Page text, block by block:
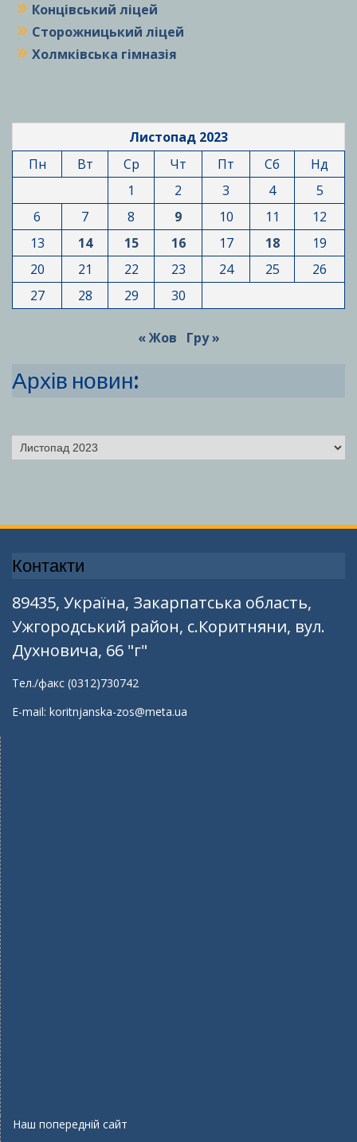
Концівський ліцей
Сторожницький ліцей
Холмківська гімназія
Листопад 2023
Пн
Вт Ср Чт Пт Сб
Нд
1
2 3 4
5
6
7 8 9 10 11
12
13
14 15 16 17 18
19
20
21 22 23 24 25
26
27
28 29 30
« Жов Гру »
Архів новин:
Архіви
Контакти
89435, Україна, Закарпатська область,
Ужгородський район, с.Коритняни, вул.
Духновича, 66 "г"
Тел./факс (0312)730742
E-mail: koritnjanska-zos@meta.ua
Наш попередній сайт